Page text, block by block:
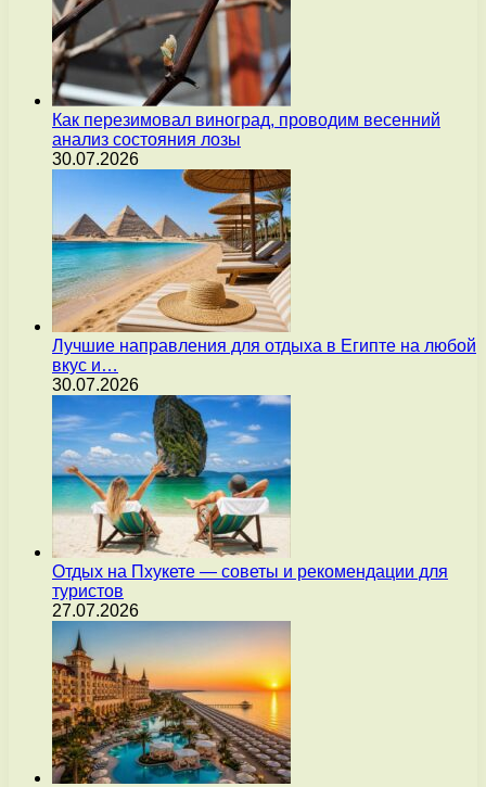
Как перезимовал виноград, проводим весенний
анализ состояния лозы
30.07.2026
Лучшие направления для отдыха в Египте на любой
вкус и…
30.07.2026
Отдых на Пхукете — советы и рекомендации для
туристов
27.07.2026